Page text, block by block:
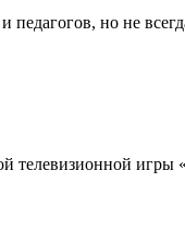
но не
телевизионной игры